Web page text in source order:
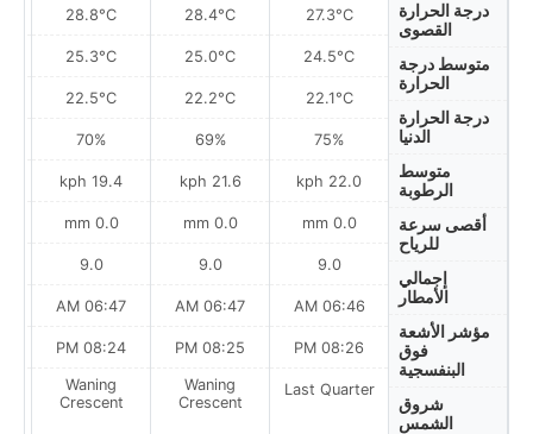
درجة الحرارة
القصوى
متوسط درجة
الحرارة
درجة الحرارة
الدنيا
متوسط
الرطوبة
أقصى سرعة
للرياح
إجمالي
الأمطار
مؤشر الأشعة
فوق
البنفسجية
شروق
الشمس
27.3°C
24.5°C
22.1°C
75%
22.0 kph
0.0 mm
9.0
06:46 AM
08:26 PM
Last Quarter
28.4°C
25.0°C
22.2°C
69%
21.6 kph
0.0 mm
9.0
06:47 AM
08:25 PM
Waning
Crescent
28.8°C
25.3°C
22.5°C
70%
19.4 kph
0.0 mm
9.0
06:47 AM
08:24 PM
Waning
Crescent